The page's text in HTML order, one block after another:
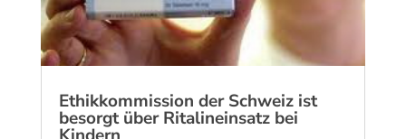
Ethikkommission der Schweiz ist
besorgt über Ritalineinsatz bei